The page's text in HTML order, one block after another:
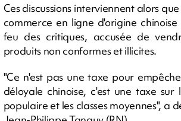
Ces discussions interviennent alors
commerce en ligne d'origine chinoise
feu des critiques, accusée de
produits non conformes et illicites.
"Ce n'est pas une taxe pour
déloyale chinoise, c'est une taxe sur
populaire et les classes moyennes", a